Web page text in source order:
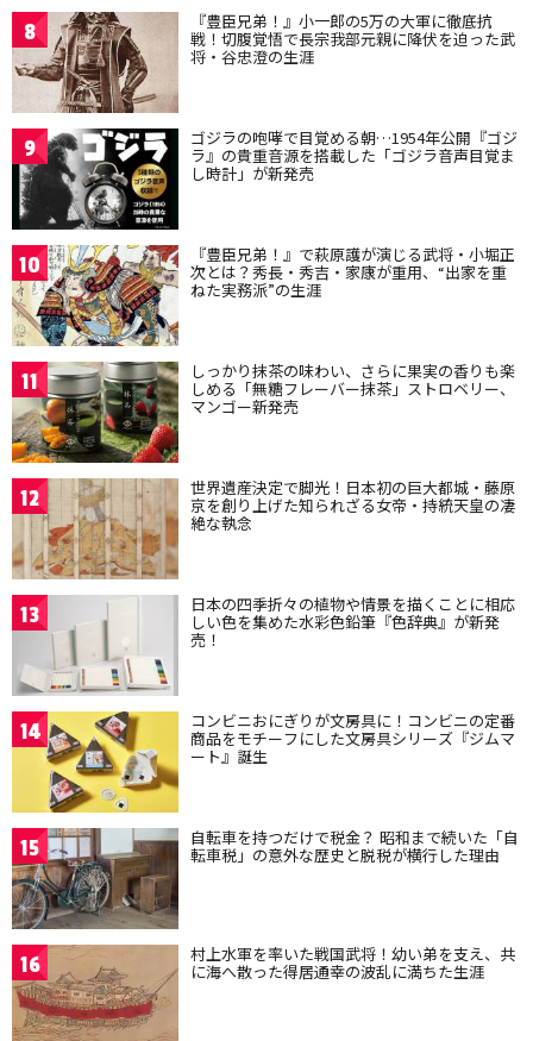
8 『豊臣兄弟！』小一郎の5万の大軍に徹底抗
戦！切腹覚悟で長宗我部元親に降伏を迫った武
将・谷忠澄の生涯
9 ゴジラの咆哮で目覚める朝…1954年公開『ゴジ
ラ』の貴重音源を搭載した「ゴジラ音声目覚ま
し時計」が新発売
10 『豊臣兄弟！』で萩原護が演じる武将・小堀正
次とは？秀長・秀吉・家康が重用、“出家を重
ねた実務派”の生涯
11 しっかり抹茶の味わい、さらに果実の香りも楽
しめる「無糖フレーバー抹茶」ストロベリー、
マンゴー新発売
12 世界遺産決定で脚光！日本初の巨大都城・藤原
京を創り上げた知られざる女帝・持統天皇の凄
絶な執念
13 日本の四季折々の植物や情景を描くことに相応
しい色を集めた水彩色鉛筆『色辞典』が新発
売！
14 コンビニおにぎりが文房具に！コンビニの定番
商品をモチーフにした文房具シリーズ『ジムマ
ート』誕生
15 自転車を持つだけで税金？ 昭和まで続いた「自
転車税」の意外な歴史と脱税が横行した理由
16 村上水軍を率いた戦国武将！幼い弟を支え、共
に海へ散った得居通幸の波乱に満ちた生涯